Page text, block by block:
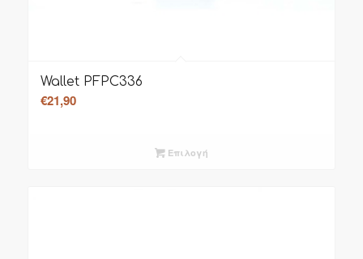
Wallet PFPC336
€21,90
Επιλογή